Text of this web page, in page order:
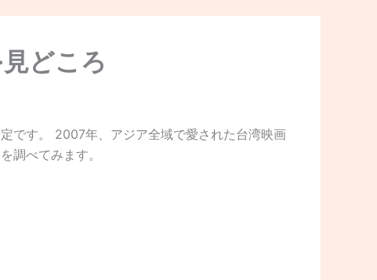
どころ
です。 2007年、アジア全域で愛された台湾映画
調べてみます。